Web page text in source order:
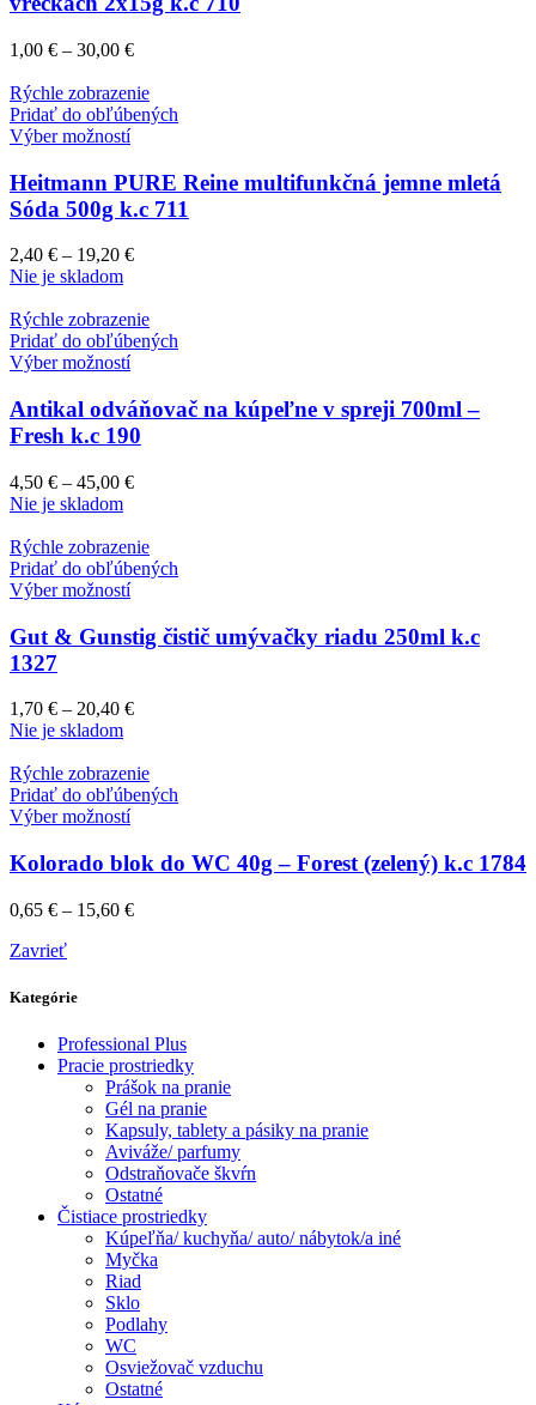
1,00 € – 30,00 €
Rýchle zobrazenie
Pridať do obľúbených
Výber možností
Heitmann PURE Reine multifunkčná jemne mletá
Sóda 500g k.c 711
2,40 € – 19,20 €
Nie je skladom
Rýchle zobrazenie
Pridať do obľúbených
Výber možností
Antikal odváňovač na kúpeľne v spreji 700ml –
Fresh k.c 190
4,50 € – 45,00 €
Nie je skladom
Rýchle zobrazenie
Pridať do obľúbených
Výber možností
Gut & Gunstig čistič umývačky riadu 250ml k.c
1327
1,70 € – 20,40 €
Nie je skladom
Rýchle zobrazenie
Pridať do obľúbených
Výber možností
Kolorado blok do WC 40g – Forest (zelený) k.c 1784
0,65 € – 15,60 €
Zavrieť
Kategórie
Professional Plus
Pracie prostriedky
Prášok na pranie
Gél na pranie
Kapsuly, tablety a pásiky na pranie
Aviváže/ parfumy
Odstraňovače škvŕn
Ostatné
Čistiace prostriedky
Kúpeľňa/ kuchyňa/ auto/ nábytok/a iné
Myčka
Riad
Sklo
Podlahy
WC
Osviežovač vzduchu
Ostatné